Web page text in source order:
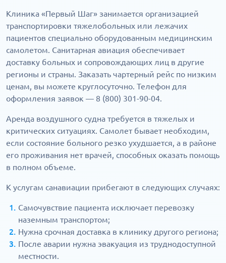
Клиника «Первый Шаг» занимается организацией
транспортировки тяжелобольных или лежачих
пациентов специально оборудованным медицинским
самолетом. Санитарная авиация обеспечивает
доставку больных и сопровождающих лиц в другие
регионы и страны. Заказать чартерный рейс по низким
ценам, вы можете круглосуточно. Телефон для
оформления заявок — 8 (800) 301-90-04.
Аренда воздушного судна требуется в тяжелых и
критических ситуациях. Самолет бывает необходим,
если состояние больного резко ухудшается, а в районе
его проживания нет врачей, способных оказать помощь
в полном объеме.
К услугам санавиации прибегают в следующих случаях:
Самочувствие пациента исключает перевозку
наземным транспортом;
Нужна срочная доставка в клинику другого региона;
После аварии нужна эвакуация из труднодоступной
местности.